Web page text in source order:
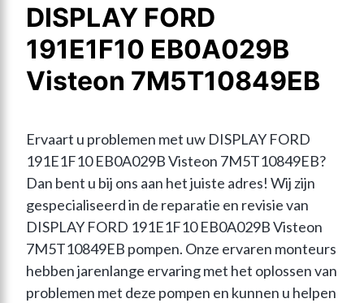
DISPLAY FORD
191E1F10 EB0A029B
Visteon 7M5T10849EB
Ervaart u problemen met uw DISPLAY FORD
191E1F10 EB0A029B Visteon 7M5T10849EB?
Dan bent u bij ons aan het juiste adres! Wij zijn
gespecialiseerd in de reparatie en revisie van
DISPLAY FORD 191E1F10 EB0A029B Visteon
7M5T10849EB pompen. Onze ervaren monteurs
hebben jarenlange ervaring met het oplossen van
problemen met deze pompen en kunnen u helpen